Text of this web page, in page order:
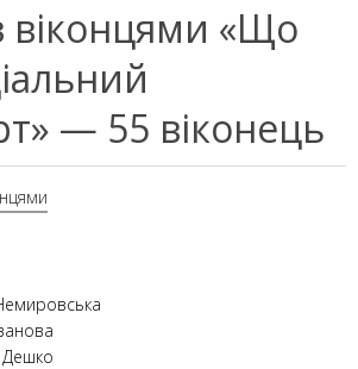
віконцями «Що
— 55 віконець
Дешко